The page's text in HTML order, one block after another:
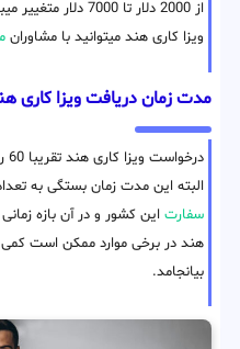
از 2000 دلار تا
ویزا کاری هند میتوانید با مشاوران
مدت زمان دریافت ویزا کاری
البته این مدت زمان بستگی به
سفارت این کشور و در آن بازه
هند در برخی موارد ممکن است کمی
بیانجامد.